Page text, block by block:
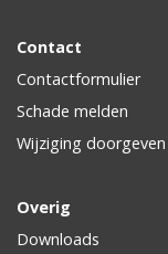
Contact
Contactformulier
Schade melden
Wijziging doorgeven
Overig
Downloads